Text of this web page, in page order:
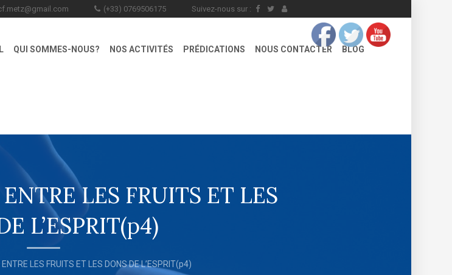
(+33) 0769506175 Suivez-nous sur :
QUI SOMMES-NOUS? NOS ACTIVITÉS PRÉDICATIONS NOUS CONTACTER BLOG
LES FRUITS ET LES
L’ESPRIT(p4)
ENTRE LES FRUITS ET LES DONS DE L’ESPRIT(p4)